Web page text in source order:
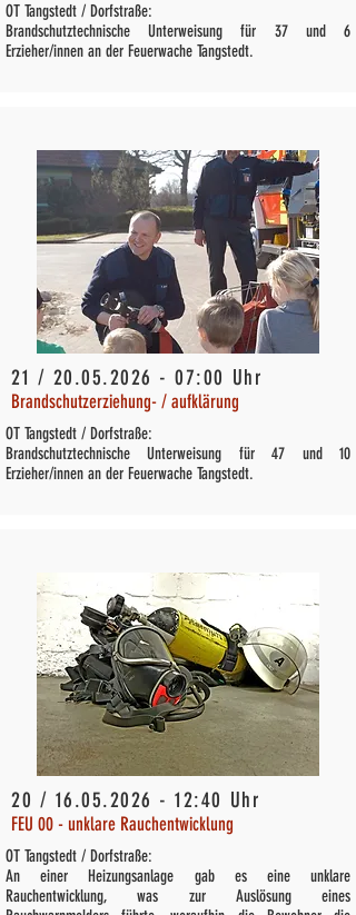
OT Tangstedt / Dorfstraße:
Brandschutztechnische Unterweisung für 37 und 6
Erzieher/innen an der Feuerwache Tangstedt.
21 / 20.05.2026 - 07:00 Uhr
Brandschutzerziehung- / aufklärung
OT Tangstedt / Dorfstraße:
Brandschutztechnische Unterweisung für 47 und 10
Erzieher/innen an der Feuerwache Tangstedt.
20 / 16.05.2026 - 12:40 Uhr
FEU 00 - unklare Rauchentwicklung
OT Tangstedt / Dorfstraße:
An einer Heizungsanlage gab es eine unklare
Rauchentwicklung, was zur Auslösung eines